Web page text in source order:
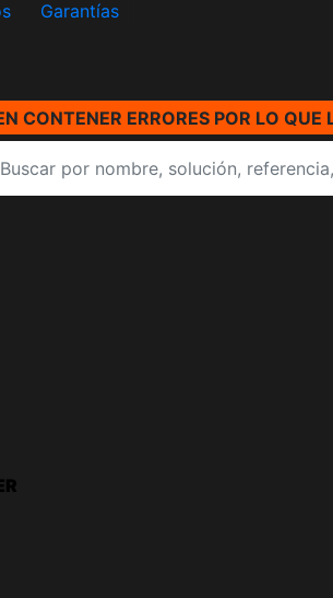
Garantías
CONTENER ERRORES POR LO